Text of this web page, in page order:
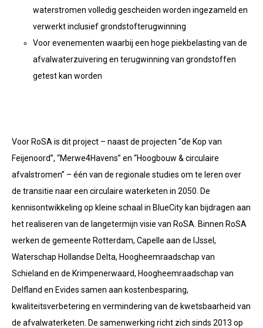
waterstromen volledig gescheiden worden ingezameld en
verwerkt inclusief grondstofterugwinning
Voor evenementen waarbij een hoge piekbelasting van de
afvalwaterzuivering en terugwinning van grondstoffen
getest kan worden
Voor RoSA is dit project – naast de projecten “de Kop van
Feijenoord”, “Merwe4Havens” en “Hoogbouw & circulaire
afvalstromen” – één van de regionale studies om te leren over
de transitie naar een circulaire waterketen in 2050. De
kennisontwikkeling op kleine schaal in BlueCity kan bijdragen aan
het realiseren van de langetermijn visie van RoSA. Binnen RoSA
werken de gemeente Rotterdam, Capelle aan de IJssel,
Waterschap Hollandse Delta, Hoogheemraadschap van
Schieland en de Krimpenerwaard, Hoogheemraadschap van
Delfland en Evides samen aan kostenbesparing,
kwaliteitsverbetering en vermindering van de kwetsbaarheid van
de afvalwaterketen. De samenwerking richt zich sinds 2013 op